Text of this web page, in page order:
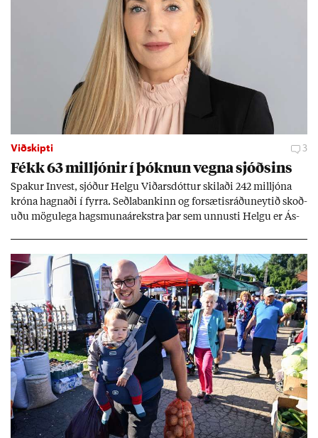
Viðskipti 3
Fékk 63 millj­ón­ir í þókn­un vegna sjóðs­ins
Spak­ur In­vest, sjóð­ur Helgu Við­ars­dótt­ur skil­aði 242 millj­óna
króna hagn­aði í fyrra. Seðla­bank­inn og for­sæt­is­ráðu­neyt­ið skoð­
uðu mögu­lega hags­muna­árekstra þar sem unnusti Helgu er Ás­